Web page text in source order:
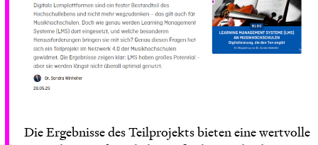
Die Ergebnisse des Teilprojekts bieten eine wertvolle